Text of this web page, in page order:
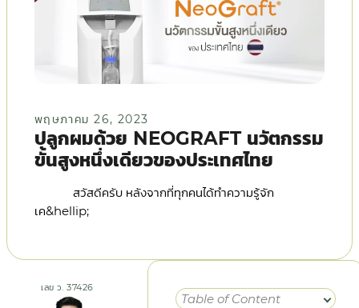
พฤษภาคม 26, 2023
ปลูกผมด้วย NEOGRAFT นวัตกรรม
ขั้นสูงหนึ่งเดียวของประเทศไทย
สวัสดีครับ หลังจากที่ทุกคนได้ทำความรู้จัก
เค&hellip;
เลข ว. 37426
Table of Content